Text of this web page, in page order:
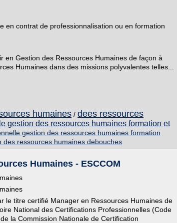
en contrat de professionnalisation ou en formation
en Gestion des Ressources Humaines de façon à
Humaines dans des missions polyvalentes telles...
humaines / dees ressources
gestion des ressources humaines formation et
gestion des ressources humaines formation
des ressources humaines debouches
Humaines - ESCCOM
le titre certifié Manager en Ressources Humaines de
National des Certifications Professionnelles (Code
la Commission Nationale de Certification